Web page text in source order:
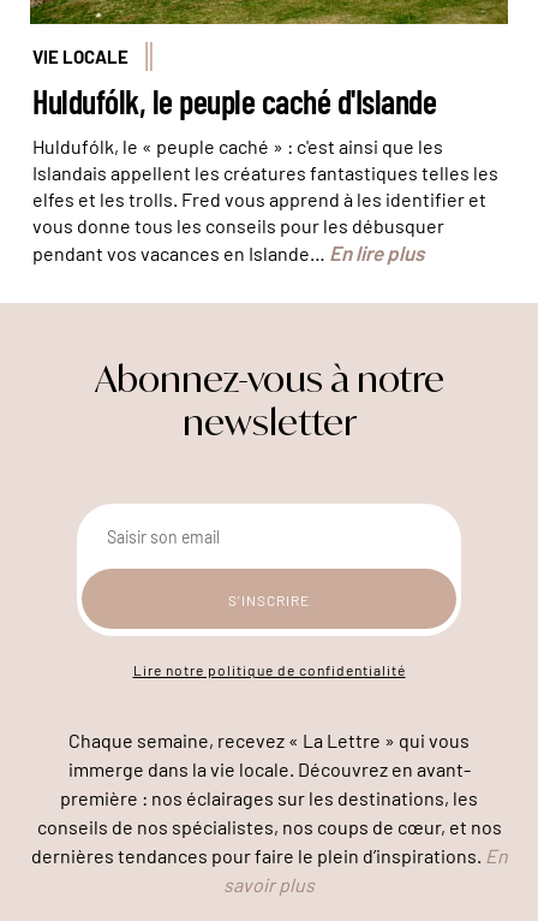
VIE LOCALE
Huldufólk, le peuple caché d'Islande
Huldufólk, le « peuple caché » : c'est ainsi que les
Islandais appellent les créatures fantastiques telles les
elfes et les trolls. Fred vous apprend à les identifier et
vous donne tous les conseils pour les débusquer
pendant vos vacances en Islande… En lire plus
Abonnez-vous à notre
newsletter
Lire notre politique de confidentialité
Chaque semaine, recevez « La Lettre » qui vous
immerge dans la vie locale. Découvrez en avant-
première : nos éclairages sur les destinations, les
conseils de nos spécialistes, nos coups de cœur, et nos
dernières tendances pour faire le plein d’inspirations. En
savoir plus